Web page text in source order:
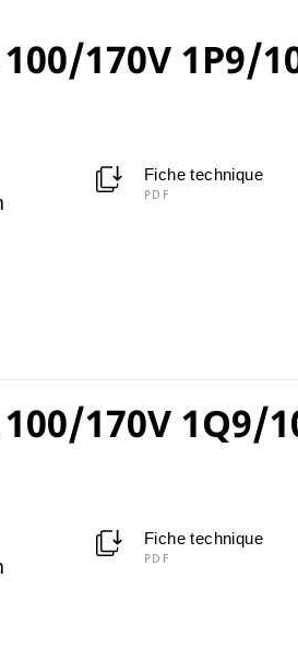
100/170V 1P9/
Fiche technique
PDF
100/170V 1Q9/
Fiche technique
PDF